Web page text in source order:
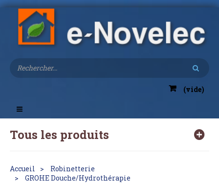
(vide)
Toggle
navigation
Tous les produits
Accueil
Robinetterie
GROHE Douche/Hydrothérapie